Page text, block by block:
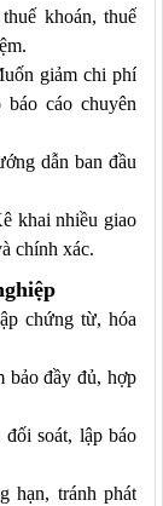
khoán, thuế
giảm chi phí
cáo chuyên
dẫn ban đầu
khai nhiều giao
chính xác.
chứng từ, hóa
bảo đầy đủ, hợp
soát, lập báo
hạn, tránh phát